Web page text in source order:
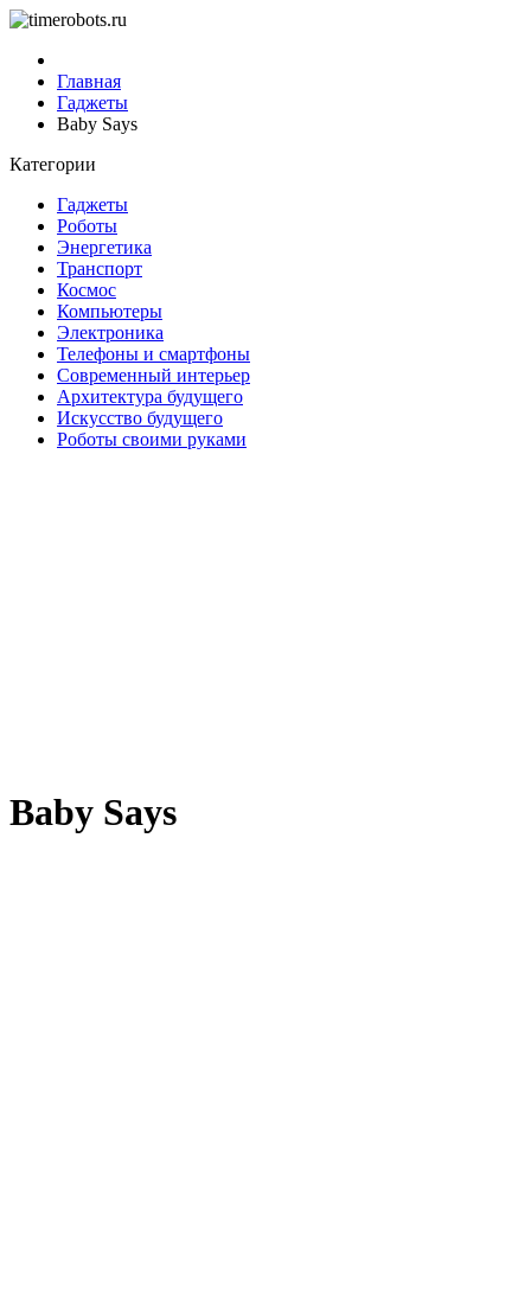
Главная
Гаджеты
Baby Says
Категории
Гаджеты
Роботы
Энергетика
Транспорт
Космос
Компьютеры
Электроника
Телефоны и смартфоны
Современный интерьер
Архитектура будущего
Искусство будущего
Роботы своими руками
Baby Says